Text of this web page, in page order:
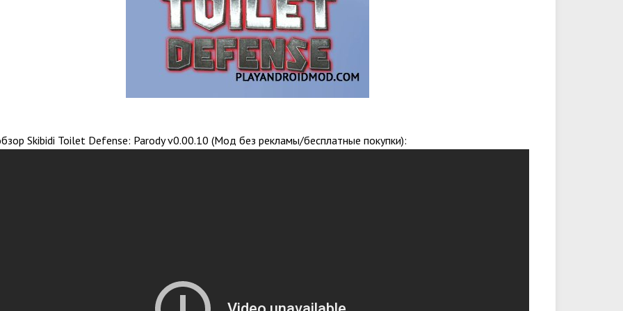
Skibidi Toilet Defense: Parody v0.00.10 (Мод без рекламы/бесплатные покупки):